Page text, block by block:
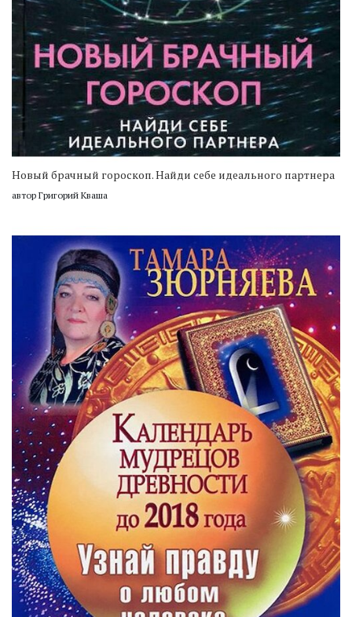
Новый брачный гороскоп. Найди себе идеального партнера
автор Григорий Кваша